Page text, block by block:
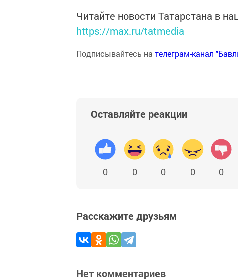
Читайте новости Татарстана в
https://max.ru/tatmedia
Подписывайтесь на телеграм-канал
Оставляйте реакции
0 0 0 0 0
Расскажите друзьям
Нет комментариев